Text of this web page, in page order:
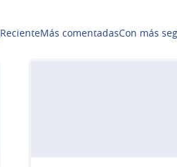
RecienteMás comentadasCon más